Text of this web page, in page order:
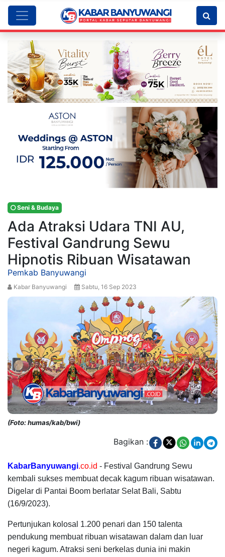
Seni & Budaya
Ada Atraksi Udara TNI AU,
Festival Gandrung Sewu
Hipnotis Ribuan Wisatawan
Pemkab Banyuwangi
Kabar Banyuwangi Sabtu, 16 Sep 2023
(Foto: humas/kab/bwi)
Bagikan :
KabarBanyuwangi.co.id - Festival Gandrung Sewu
kembali sukses membuat decak kagum ribuan wisatawan.
Digelar di Pantai Boom berlatar Selat Bali, Sabtu
(16/9/2023).
Pertunjukan kolosal 1.200 penari dan 150 talenta
pendukung membuat ribuan wisatawan dalam dan luar
negeri kagum. Atraksi seni berkelas dunia ini makin